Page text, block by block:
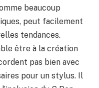
beaucoup
peut facilement
tendances.
être à la création
pas bien avec
pour un stylus. Il